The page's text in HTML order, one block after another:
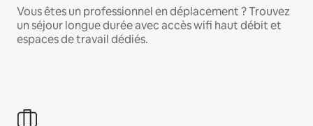
Vous êtes un professionnel en déplacement ? Trouvez
un séjour longue durée avec accès wifi haut débit et
espaces de travail dédiés.